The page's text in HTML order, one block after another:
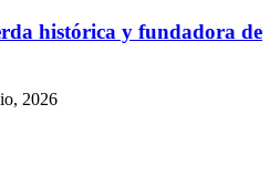
histórica y fundadora de
2026